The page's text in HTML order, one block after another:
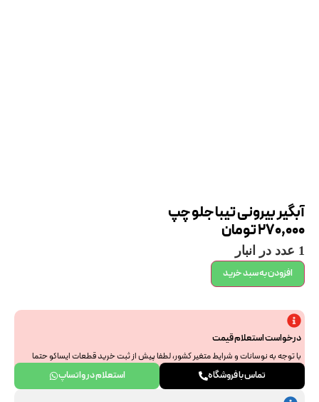
آبگیر بیرونی تیبا جلو چپ
270,000تومان
1 عدد در انبار
افزودن به سبد خرید
درخواست استعلام قیمت
با توجه به نوسانات و شرایط متغیر کشور، لطفا پیش از ثبت خرید قطعات ایساکو حتما
جهت استعلام نهایی با ما هماهنگ فرمایید. از همراهی و درک شما سپاسگزاریم.
تماس با فروشگاه استعلام در واتساپ